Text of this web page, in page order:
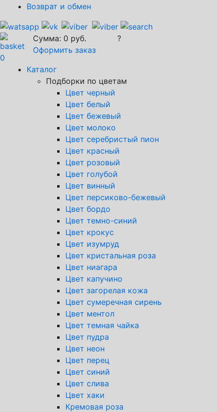
Возврат и обмен
0
Сумма: 0 руб.
Оформить заказ
?
Каталог
Подборки по цветам
Цвет черный
Цвет белый
Цвет бежевый
Цвет молоко
Цвет серебристый пион
Цвет красный
Цвет розовый
Цвет голубой
Цвет винный
Цвет персиково-бежевый
Цвет бордо
Цвет темно-синий
Цвет крокус
Цвет изумруд
Цвет кристальная роза
Цвет ниагара
Цвет капучино
Цвет загорелая кожа
Цвет сумеречная сирень
Цвет ментол
Цвет темная чайка
Цвет пудра
Цвет неон
Цвет перец
Цвет синий
Цвет слива
Цвет хаки
Кремовая роза